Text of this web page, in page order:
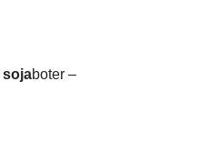
sojaboter –